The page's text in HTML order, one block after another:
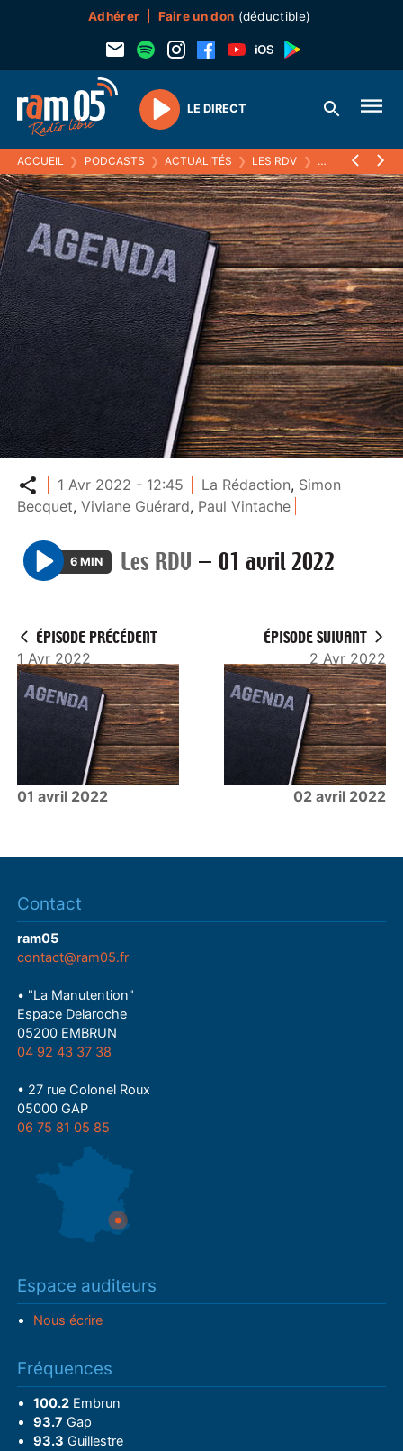
Adhérer Faire un don (déductible)
Play
LE DIRECT
ACCUEIL ❯ PODCASTS ❯ ACTUALITÉS ❯ LES RDV ❯ 01 AVRIL 2022
Partager
1 Avr 2022 - 12:45 La Rédaction, Simon
Becquet,Viviane Guérard, Paul Vintache
P
y
6 MIN Les RDV — 01 avril 2022
ÉPISODE PRÉCÉDENT
1 Avr 2022
01 avril 2022
ÉPISODE SUIVANT
2 Avr 2022
02 avril 2022
Contact
ram05
contact@ram05.fr
• "La Manutention"
Espace Delaroche
05200 EMBRUN
04 92 43 37 38
• 27 rue Colonel Roux
05000 GAP
06 75 81 05 85
Espace auditeurs
Nous écrire
Fréquences
100.2Embrun
93.7 Gap
93.3 Guillestre